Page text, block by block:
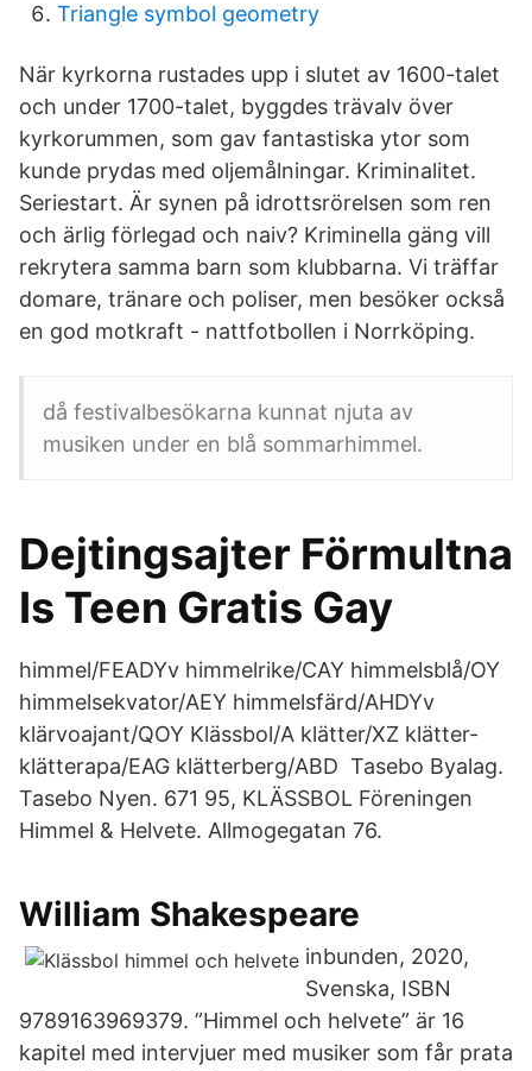
Triangle symbol geometry
När kyrkorna rustades upp i slutet av 1600-talet
och under 1700-talet, byggdes trävalv över
kyrkorummen, som gav fantastiska ytor som
kunde prydas med oljemålningar. Kriminalitet.
Seriestart. Är synen på idrottsrörelsen som ren
och ärlig förlegad och naiv? Kriminella gäng vill
rekrytera samma barn som klubbarna. Vi träffar
domare, tränare och poliser, men besöker också
en god motkraft - nattfotbollen i Norrköping.
då festivalbesökarna kunnat njuta av
musiken under en blå sommarhimmel.
Dejtingsajter Förmultna
Is Teen Gratis Gay
himmel/FEADYv himmelrike/CAY himmelsblå/OY
himmelsekvator/AEY himmelsfärd/AHDYv
klärvoajant/QOY Klässbol/A klätter/XZ klätter-
klätterapa/EAG klätterberg/ABD Tasebo Byalag.
Tasebo Nyen. 671 95, KLÄSSBOL Föreningen
Himmel & Helvete. Allmogegatan 76.
William Shakespeare
inbunden, 2020,
Svenska, ISBN
9789163969379. ”Himmel och helvete” är 16
kapitel med intervjuer med musiker som får prata